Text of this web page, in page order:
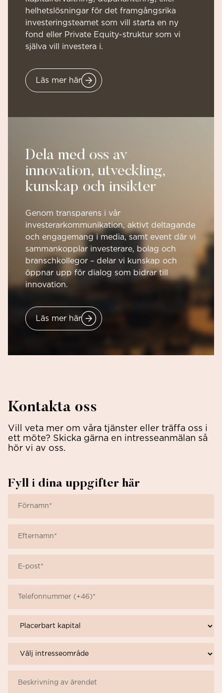
helhetslösningar för det framgångsrika
investeringsteamet som vill starta en ny
fond eller Private Equity-struktur som vi
själva vill investera i.
Läs mer här
Dela med oss av
innovation, utveckling,
kunskap och insikter
Genom transparens i vår
investerarkommunikation, aktivt deltagande
och engagemang i media, samt event där vi
sammankopplar investerare, bolag och
branschkollegor – delar vi kunskap och
öppnar upp för dialog som bidrar till
innovation.
Läs mer här
Kontakta oss
Vill veta mer om våra tjänster eller träffa oss i
ett möte? Skicka gärna en intresseanmälan så
hör vi av oss.
Fyll i dina uppgifter här